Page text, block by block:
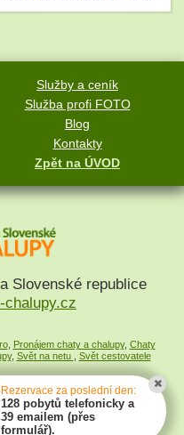
Služby a ceník
Služba profi FOTO
Blog
Kontakty
Zpět na ÚVOD
Slovenské republice
chalupy.cz
, Pronájem chaty a chalupy, Chaty
, Svět na netu Svět cestovatele
Rezervace za poslední den:
128 pobytů telefonicky a
39 emailem (přes
formulář).